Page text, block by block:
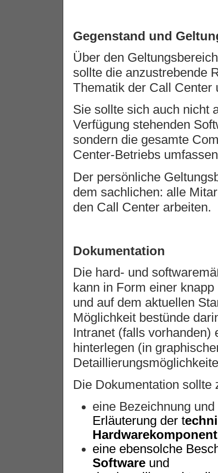
Gegenstand und
Über den
sollte die anzustrebende
Thematik der Call Center
Sie sollte sich auch nicht
Verfügung stehenden
sondern die gesamte
Center-Betriebs
Der persönliche
dem sachlichen: alle
den Call Center arbeiten.
Dokumentation
Die hard- und
kann in Form einer
und auf dem aktuellen
Möglichkeit bestünde
Intranet (falls vorhanden)
hinterlegen (in
Die Dokumentation sollte
eine Bezeichnung
Erläuterung der t
eine ebensolche
Software und